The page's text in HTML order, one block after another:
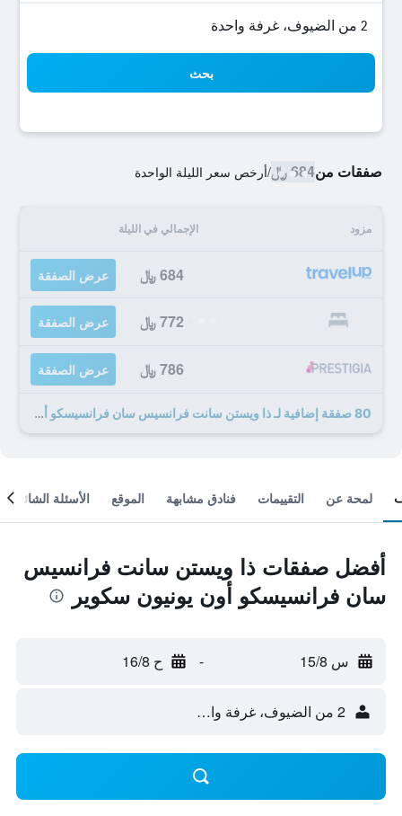
2 من الضيوف، غرفة واحدة
بحث
صفقات من684 ﷼ /أرخص سعر الليلة الواحدة
مزود الإجمالي في الليلة
684 ﷼ عرض الصفقة
772 ﷼ عرض الصفقة
786 ﷼ عرض الصفقة
80 صفقة إضافية لـ ذا ويستن سانت فرانسيس سان فرانسيسكو أون يونيون سكوير
لمحة عن التقييمات فنادق مشابهة الموقع الأسئلة الشائعة
أفضل صفقات ذا ويستن سانت فرانسيس
سان فرانسيسكو أون يونيون سكوير
س 15/8 - ح 16/8
2 من الضيوف، غرفة واحدة